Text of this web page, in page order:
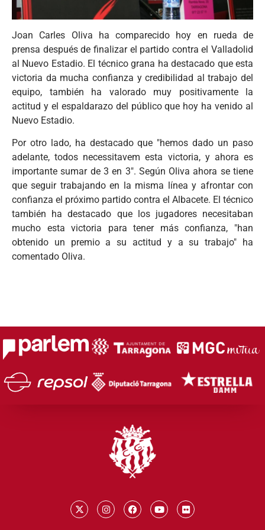
Joan Carles Oliva ha comparecido hoy en rueda de
prensa después de finalizar el partido contra el Valladolid
al Nuevo Estadio. El técnico grana ha destacado que esta
victoria da mucha confianza y credibilidad al trabajo del
equipo, también ha valorado muy positivamente la
actitud y el espaldarazo del público que hoy ha venido al
Nuevo Estadio.
Por otro lado, ha destacado que "hemos dado un paso
adelante, todos necessitavem esta victoria, y ahora es
importante sumar de 3 en 3". Según Oliva ahora se tiene
que seguir trabajando en la misma línea y afrontar con
confianza el próximo partido contra el Albacete. El técnico
también ha destacado que los jugadores necesitaban
mucho esta victoria para tener más confianza, "han
obtenido un premio a su actitud y a su trabajo" ha
comentado Oliva.